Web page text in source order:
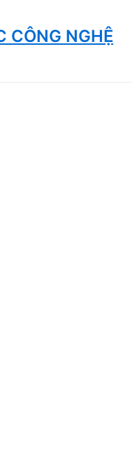
CÔNG NGHỆ